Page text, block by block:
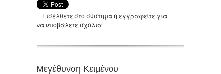
Εισέλθετε στο σύστημαή εγγραφείτε για
να υποβάλετε σχόλια
Μεγέθυνση Κειμένου